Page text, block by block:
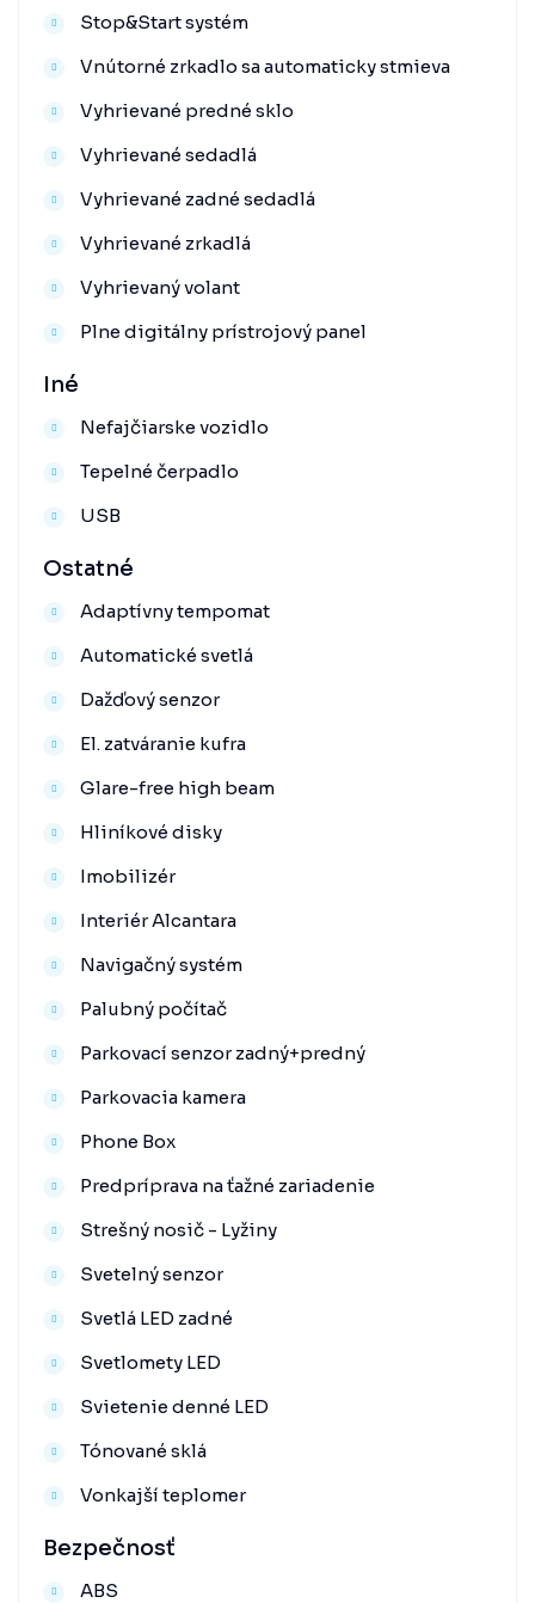
Stop&Start systém
Vnútorné zrkadlo sa automaticky stmieva
Vyhrievané predné sklo
Vyhrievané sedadlá
Vyhrievané zadné sedadlá
Vyhrievané zrkadlá
Vyhrievaný volant
Plne digitálny prístrojový panel
Iné
Nefajčiarske vozidlo
Tepelné čerpadlo
USB
Ostatné
Adaptívny tempomat
Automatické svetlá
Dažďový senzor
El. zatváranie kufra
Glare-free high beam
Hliníkové disky
Imobilizér
Interiér Alcantara
Navigačný systém
Palubný počítač
Parkovací senzor zadný+predný
Parkovacia kamera
Phone Box
Predpríprava na ťažné zariadenie
Strešný nosič - Lyžiny
Svetelný senzor
Svetlá LED zadné
Svetlomety LED
Svietenie denné LED
Tónované sklá
Vonkajší teplomer
Bezpečnosť
ABS